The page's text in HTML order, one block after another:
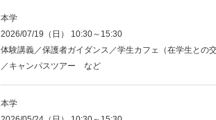
本学
2026/07/19（日） 10:30～15:30
体験講義／保護者ガイダンス／学生カフェ（在学生との交
／キャンパスツアー など
本学